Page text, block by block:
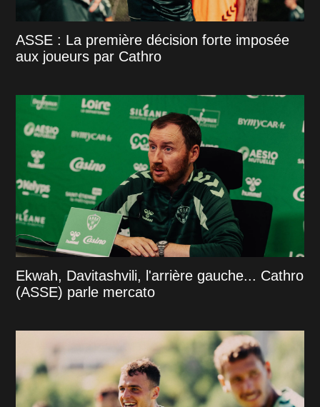
ASSE : La première décision forte imposée
aux joueurs par Cathro
Ekwah, Davitashvili, l'arrière gauche... Cathro
(ASSE) parle mercato